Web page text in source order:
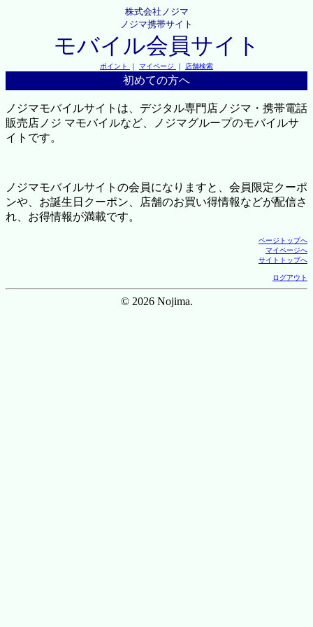
株式会社ノジマ
ノジマ携帯サイト
モバイル会員サイト
ポイント ｜ マイページ ｜ 店舗検索
初めての方へ
ノジマモバイルサイトは、デジタル専門店ノジマ・携帯電話
販売店ノジ マモバイルなど、ノジマグループのモバイルサ
イトです。
ノジマモバイルサイトの会員になりますと、会員限定クーポ
ンや、お誕生日クーポン、店舗のお買い得情報などが配信さ
れ、お得情報が満載です。
ページトップへ
マイページへ
サイトトップへ
ログアウト
© 2026 Nojima.